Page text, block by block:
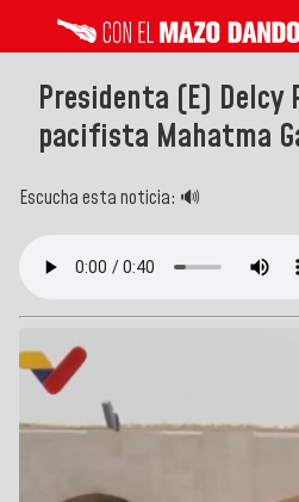
Presidenta (E)
pacifista Mahatma
Escucha esta noticia: 🔊